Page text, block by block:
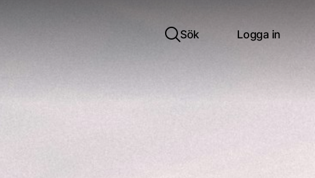
Sök Logga in